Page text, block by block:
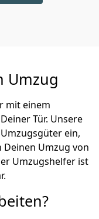
Umzug
mit einem
Tür. Unsere
ein,
Umzug von
Umzugshelfer ist